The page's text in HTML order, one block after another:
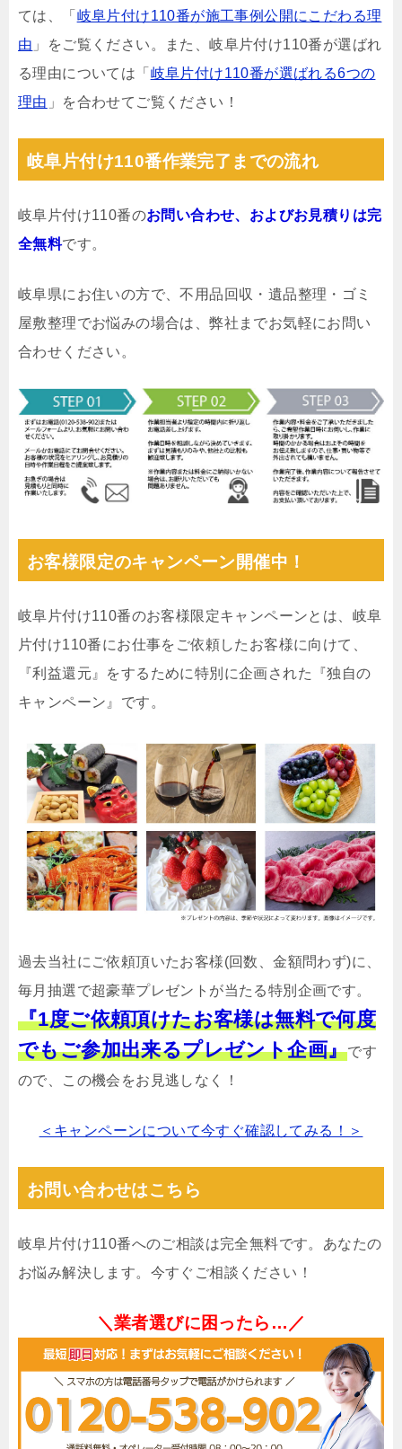
ては、「 岐阜片付け110番が施工事例公開にこだわる理
由 」をご覧ください。また、岐阜片付け110番が選ばれ
る理由については「 岐阜片付け110番が選ばれる6つの
理由 」を合わせてご覧ください！
岐阜片付け110番作業完了までの流れ
岐阜片付け110番のお問い合わせ、およびお見積りは完
全無料です。
岐阜県にお住いの方で、不用品回収・遺品整理・ゴミ
屋敷整理でお悩みの場合は、弊社までお気軽にお問い
合わせください。
お客様限定のキャンペーン開催中！
岐阜片付け110番のお客様限定キャンペーンとは、岐阜
片付け110番にお仕事をご依頼したお客様に向けて、
『利益還元』をするために特別に企画された『独自の
キャンペーン』です。
過去当社にご依頼頂いたお客様(回数、金額問わず)に、
毎月抽選で超豪華プレゼントが当たる特別企画です。
『1度ご依頼頂けたお客様は無料で何度
でもご参加出来るプレゼント企画』です
ので、この機会をお見逃しなく！
＜キャンペーンについて今すぐ確認してみる！＞
お問い合わせはこちら
岐阜片付け110番へのご相談は完全無料です。あなたの
お悩み解決します。今すぐご相談ください！
＼業者選びに困ったら…／